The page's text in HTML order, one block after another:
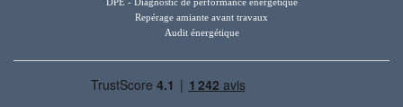
Repérage amiante avant travaux
Audit énergétique